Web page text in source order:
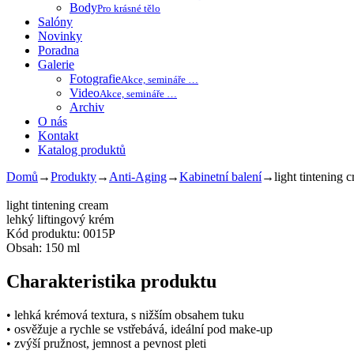
BodyPro krásné tělo
Salóny
Novinky
Poradna
Galerie
FotografieAkce, semináře …
VideoAkce, semináře …
Archiv
O nás
Kontakt
Katalog produktů
Domů →Produkty→ Anti-Aging→Kabinetní balení→light tintening
light tintening cream
lehký liftingový krém
Kód produktu: 0015P
Obsah: 150 ml
Charakteristika produktu
• lehká krémová textura, s nižším obsahem tuku
• osvěžuje a rychle se vstřebává, ideální pod make-up
• zvýší pružnost, jemnost a pevnost pleti